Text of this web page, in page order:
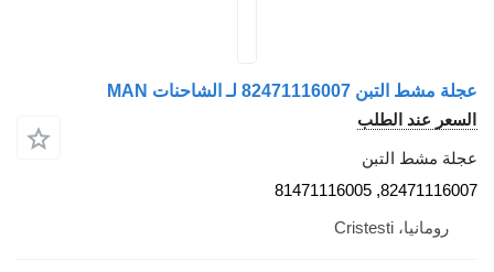
عجلة مشط التبن 82471116007 لـ الشاحنات MAN
السعر عند الطلب
عجلة مشط التبن
82471116007, 81471116005
رومانيا، Cristesti